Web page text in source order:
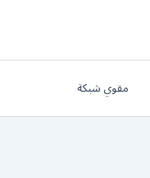
مقوي شبكة